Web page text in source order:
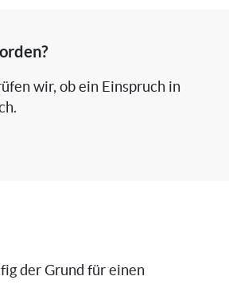
wir, ob ein Einspruch in
der Grund für einen